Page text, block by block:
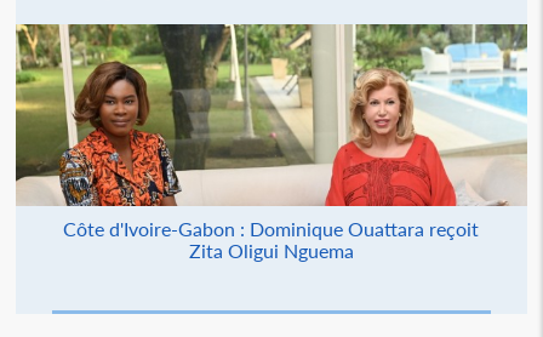
Côte d'Ivoire-Gabon : Dominique Ouattara reçoit
Zita Oligui Nguema